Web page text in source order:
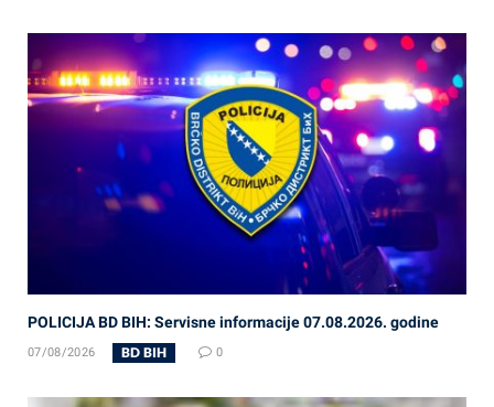
POLICIJA BD BIH: Servisne informacije 07.08.2026. godine
07/08/2026 BD BIH 0